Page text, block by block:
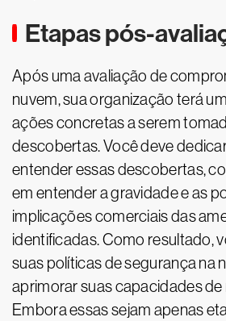
Etapas pós-
Após uma avaliação de
nuvem, sua organização terá
ações concretas a serem
descobertas. Você deve
entender essas descobertas,
em entender a gravidade e as
implicações comerciais das
identificadas. Como resultado,
suas políticas de segurança na
aprimorar suas capacidades
Embora essas sejam apenas